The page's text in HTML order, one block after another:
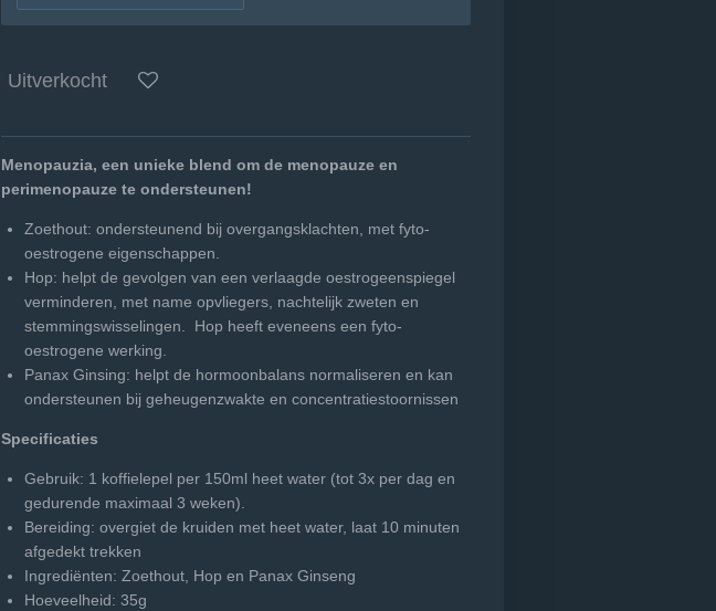
Uitverkocht
Menopauzia, een unieke blend om de menopauze en
perimenopauze te ondersteunen!
Zoethout: ondersteunend bij overgangsklachten, met fyto-
oestrogene eigenschappen.
Hop: helpt de gevolgen van een verlaagde oestrogeenspiegel
verminderen, met name opvliegers, nachtelijk zweten en
stemmingswisselingen. Hop heeft eveneens een fyto-
oestrogene werking.
Panax Ginsing: helpt de hormoonbalans normaliseren en kan
ondersteunen bij geheugenzwakte en concentratiestoornissen
Specificaties
Gebruik: 1 koffielepel per 150ml heet water (tot 3x per dag en
gedurende maximaal 3 weken).
Bereiding: overgiet de kruiden met heet water, laat 10 minuten
afgedekt trekken
Ingrediënten: Zoethout, Hop en Panax Ginseng
Hoeveelheid: 35g